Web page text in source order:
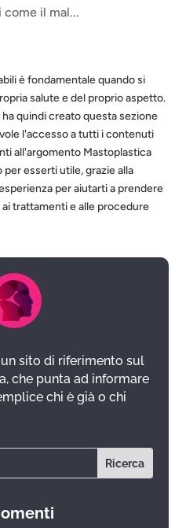
come il mal...
è fondamentale quando si
salute e del proprio aspetto.
quindi creato questa sezione
l'accesso a tutti i contenuti
all'argomento Mastoplastica
esserti utile, grazie alla
per aiutarti a prendere
trattamenti e alle procedure
sito di riferimento sul
che punta ad informare
chi è già o chi